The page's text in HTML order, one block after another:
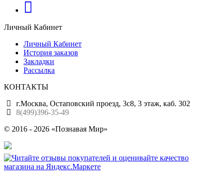
Личный Кабинет
Личный Кабинет
История заказов
Закладки
Рассылка
КОНТАКТЫ
г.Москва, Остаповский проезд, 3с8, 3 этаж, каб. 302
8(499)396-35-49
© 2016 - 2026 «Познавая Мир»